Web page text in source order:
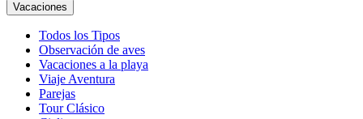
Vacaciones
Todos los Tipos
Observación de aves
Vacaciones a la playa
Viaje Aventura
Parejas
Tour Clásico